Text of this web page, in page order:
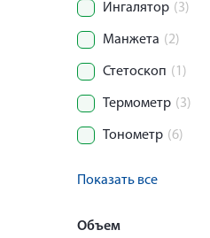
Ингалятор (3)
Манжета (2)
Стетоскоп (1)
Термометр (3)
Тонометр (6)
Показать все
Объем